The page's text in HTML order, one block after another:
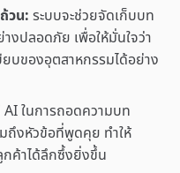
วน: ระบบจะช่วยจัดเก็บบท
งปลอดภัย เพื่อให้มั่นใจว่า
ของอุตสาหกรรมได้อย่าง
AI ในการถอดความบท
ถึงหัวข้อที่พูดคุย ทำให้
ค้าได้ลึกซึ้งยิ่งขึ้น